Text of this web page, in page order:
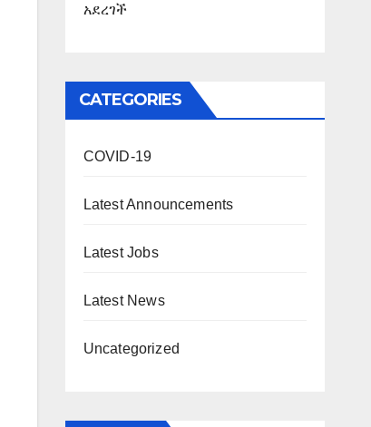
አደረገች
CATEGORIES
COVID-19
Latest Announcements
Latest Jobs
Latest News
Uncategorized